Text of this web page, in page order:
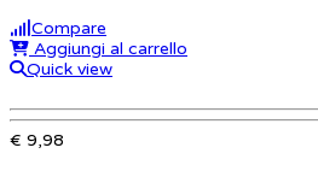
Compare
Aggiungi al carrello
Quick view
€ 9,98